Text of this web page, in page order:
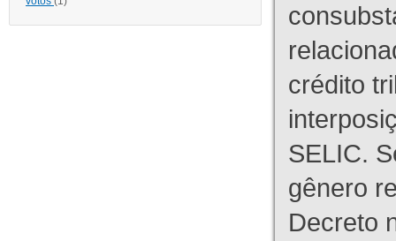
crédito
SELIC.
gênero
Decreto